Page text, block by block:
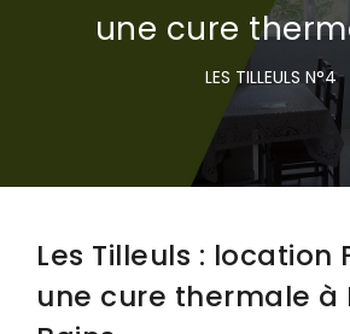
ACTUALITÉSune cure
LES TILLEULS N°4
Les Tilleuls : location
une cure thermale